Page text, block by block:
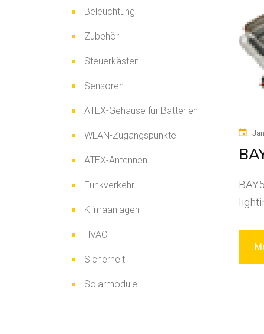
Beleuchtung
Zubehör
Steuerkästen
Sensoren
ATEX-Gehäuse für Batterien
WLAN-Zugangspunkte
ATEX-Antennen
Funkverkehr
Klimaanlagen
HVAC
Sicherheit
Solarmodule